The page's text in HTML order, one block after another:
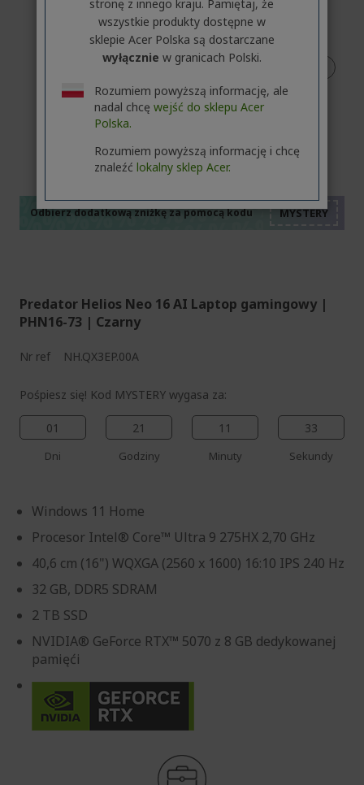
Odbierz dodatkową zniżkę za pomocą kodu
Predator Helios Neo 16 AI Laptop gamingowy |
PHN16-73 | Czarny
Nr ref NH.QX3EP.00A
Pośpiesz się! Kod MYSTERY wygasa za:
01
Dni
21
Godziny
11
Minuty
33
Sekundy
Windows 11 Home
Procesor Intel® Core™ Ultra 9 275HX 2,70 GHz
40,6 cm (16") WQXGA (2560 x 1600) 16:10 IPS 240 Hz
32 GB, DDR5 SDRAM
2 TB SSD
NVIDIA® GeForce RTX™ 5070 z 8 GB dedykowanej
pamięći
stronę z innego kraju. Pamiętaj, że
wszystkie produkty dostępne w
sklepie Acer Polska są dostarczane
wyłącznie w granicach Polski.
Rozumiem powyższą informację, ale
nadal chcę wejść do sklepu Acer
Polska.
Rozumiem powyższą informację i chcę
znaleźć lokalny sklep Acer.